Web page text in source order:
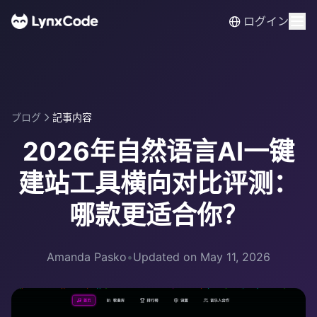
ログイン
ブログ 記事内容
2026年自然语言AI一键
建站工具横向对比评测：
哪款更适合你？
Amanda Pasko•Updated on May 11, 2026